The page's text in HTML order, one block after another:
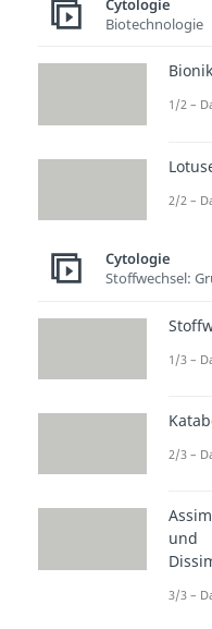
Lumen
Zelle
Die
Cytologie
Biotechnologie
Bionik
1/2 –
2/2 –
Cytologie
Stoffwechsel:
1/3 –
2/3 –
und
3/3 –